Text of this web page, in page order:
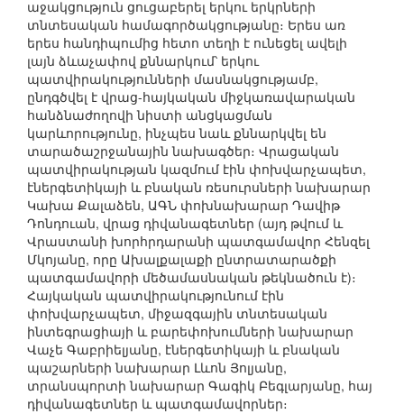
աջակցություն ցուցաբերել երկու երկրների
տնտեսական համագործակցությանը։ Երես առ
երես հանդիպումից հետո տեղի է ունեցել ավելի
լայն ձևաչափով քննարկում՝ երկու
պատվիրակությունների մասնակցությամբ,
ընդգծվել է վրաց-հայկական միջկառավարական
հանձնաժողովի նիստի անցկացման
կարևորությունը, ինչպես նաև քննարկվել են
տարածաշրջանային նախագծեր։ Վրացական
պատվիրակության կազմում էին փոխվարչապետ,
էներգետիկայի և բնական ռեսուրսների նախարար
Կախա Քալաձեն, ԱԳՆ փոխնախարար Դավիթ
Դոնդուան, վրաց դիվանագետներ (այդ թվում և
Վրաստանի խորհրդարանի պատգամավոր Հենզել
Մկոյանը, որը Ախալքալաքի ընտրատարածքի
պատգամավորի մեծամասնական թեկնածուն է)։
Հայկական պատվիրակությունում էին
փոխվարչապետ, միջազգային տնտեսական
ինտեգրացիայի և բարեփոխումների նախարար
Վաչե Գաբրիելյանը, էներգետիկայի և բնական
պաշարների նախարար Լևոն Յոլյանը,
տրանսպորտի նախարար Գագիկ Բեգլարյանը, հայ
դիվանագետներ և պատգամավորներ։